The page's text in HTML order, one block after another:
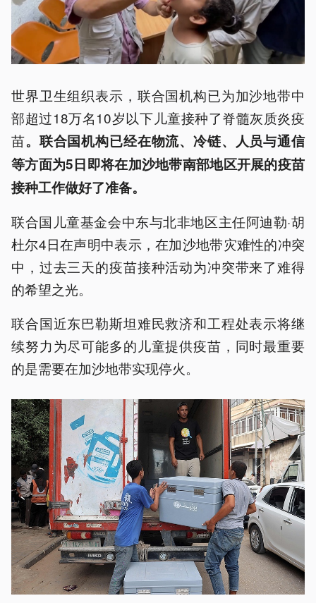
世界卫生组织表示，联合国机构已为加沙地带中
部超过18万名10岁以下儿童接种了脊髓灰质炎疫
苗。联合国机构已经在物流、冷链、人员与通信
等方面为5日即将在加沙地带南部地区开展的疫苗
接种工作做好了准备。
联合国儿童基金会中东与北非地区主任阿迪勒·胡
杜尔4日在声明中表示，在加沙地带灾难性的冲突
中，过去三天的疫苗接种活动为冲突带来了难得
的希望之光。
联合国近东巴勒斯坦难民救济和工程处表示将继
续努力为尽可能多的儿童提供疫苗，同时最重要
的是需要在加沙地带实现停火。